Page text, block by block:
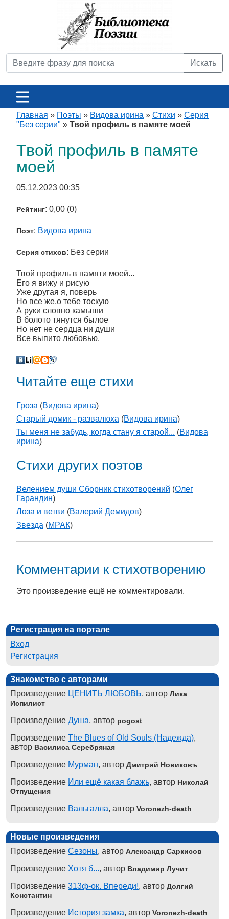
Искать
Главная » Поэты » Видова ирина » Стихи » Серия
"Без серии" » Твой профиль в памяте моей
Твой профиль в памяте
моей
05.12.2023 00:35
Рейтинг: 0,00 (0)
Поэт: Видова ирина
Серия стихов: Без серии
Твой профиль в памяти моей...
Его я вижу и рисую
Уже другая я, поверь
Но все же,о тебе тоскую
А руки словно камыши
В болото тянутся былое
Но нет не сердца ни души
Все выпито любовью.
Читайте еще стихи
Гроза (Видова ирина)
Старый домик - развалюха (Видова ирина)
Ты меня не забудь, когда стану я старой... (Видова
ирина)
Стихи других поэтов
Велением души Сборник стихотворений (Олег
Гарандин)
Лоза и ветви (Валерий Демидов)
Звезда (МРАК)
Комментарии к стихотворению
Это произведение ещё не комментировали.
Регистрация на портале
Вход
Регистрация
Знакомство с авторами
Произведение ЦЕНИТЬ ЛЮБОВЬ, автор Лика
Испилист
Произведение Душа, автор pogost
Произведение The Blues of Old Souls (Надежда),
автор Василиса Серебряная
Произведение Мурман, автор Дмитрий Новиковъ
Произведение Или ещё какая блажь, автор Николай
Отпущения
Произведение Вальгалла, автор Voronezh-death
Новые произведения
Произведение Сезоны, автор Александр Саркисов
Произведение Хотя б..., автор Владимир Лучит
Произведение 313ф-ок. Впереди!, автор Долгий
Константин
Произведение История замка, автор Voronezh-death